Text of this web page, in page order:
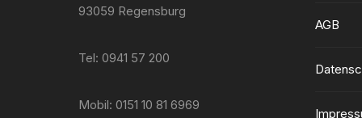
93059 Regensburg
Tel: 0941 57 200
Mobil: 0151 10 81 6969
AGB